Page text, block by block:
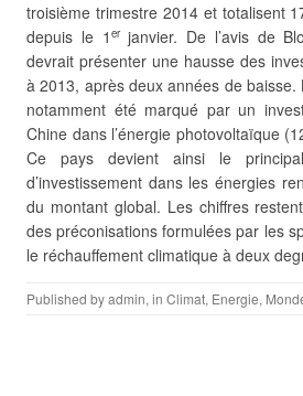
troisième trimestre 2014 et totalisent
depuis le 1 erjanvier. De l’avis de
devrait présenter une hausse des
à 2013, après deux années de
notamment été marqué par un
Chine dans l’énergie photovoltaïque
Ce pays devient ainsi le
d’investissement dans les énergies
du montant global. Les chiffres
des préconisations formulées par les
le réchauffement climatique à deux
Published byadmin, in Climat, Energie,